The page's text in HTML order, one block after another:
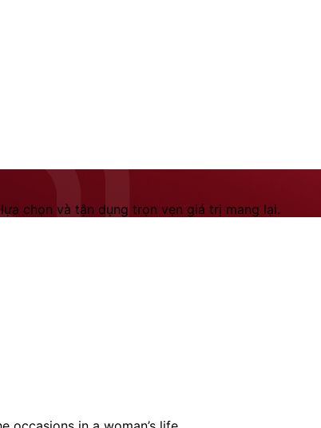
chọn và tận dụng trọn vẹn giá trị mang lại.